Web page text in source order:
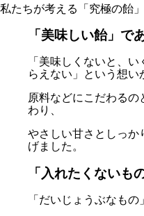
私たちが考える「究極の飴
「美味しい飴」で
「美味しくないと、
らえない」という想い
原料などにこだわる
わり、
やさしい甘さとしっか
げました。
「入れたくないも
「だいじょうぶなも